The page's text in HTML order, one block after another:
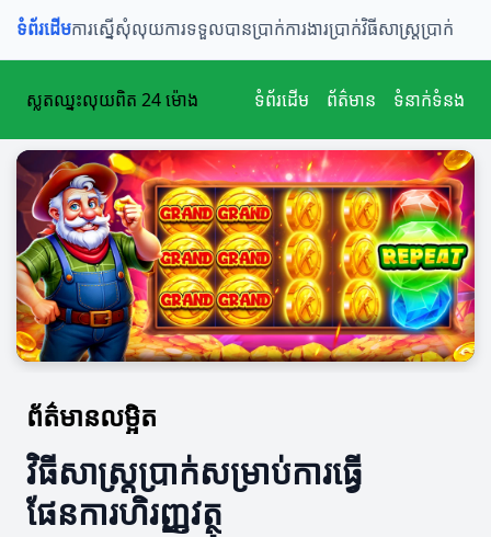
ទំព័រដើមការស្នើសុំលុយការទទួលបានប្រាក់ការងារប្រាក់វិធីសាស្ត្រប្រាក់
ស្លតឈ្នះលុយពិត 24 ម៉ោង ទំព័រដើម ព័ត៌មាន ទំនាក់ទំនង
ព័ត៌មានលម្អិត
វិធីសាស្ត្រប្រាក់សម្រាប់ការធ្វើ
ផែនការហិរញ្ញវត្ថុ